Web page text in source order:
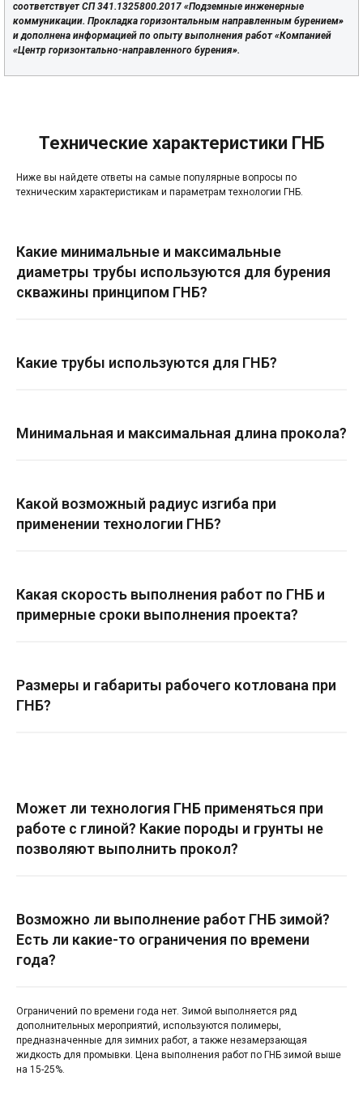
соответствует СП 341.1325800.2017 «Подземные инженерные
коммуникации. Прокладка горизонтальным направленным бурением»
и дополнена информацией по опыту выполнения работ «Компанией
«Центр горизонтально-направленного бурения».
Технические характеристики ГНБ
Ниже вы найдете ответы на самые популярные вопросы по
техническим характеристикам и параметрам технологии ГНБ.
Какие минимальные и максимальные
диаметры трубы используются для бурения
скважины принципом ГНБ?
Какие трубы используются для ГНБ?
Минимальная и максимальная длина прокола?
Какой возможный радиус изгиба при
применении технологии ГНБ?
Какая скорость выполнения работ по ГНБ и
примерные сроки выполнения проекта?
Размеры и габариты рабочего котлована при
ГНБ?
Может ли технология ГНБ применяться при
работе с глиной? Какие породы и грунты не
позволяют выполнить прокол?
Возможно ли выполнение работ ГНБ зимой?
Есть ли какие-то ограничения по времени
года?
Ограничений по времени года нет. Зимой выполняется ряд
дополнительных мероприятий, используются полимеры,
предназначенные для зимних работ, а также незамерзающая
жидкость для промывки. Цена выполнения работ по ГНБ зимой выше
на 15-25%.